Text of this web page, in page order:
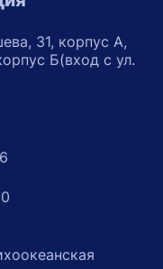
31, корпус А,
Б(вход с ул.